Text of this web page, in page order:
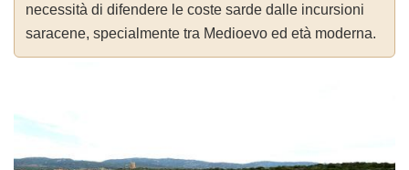
necessità di difendere le coste sarde dalle incursioni
saracene, specialmente tra Medioevo ed età moderna.